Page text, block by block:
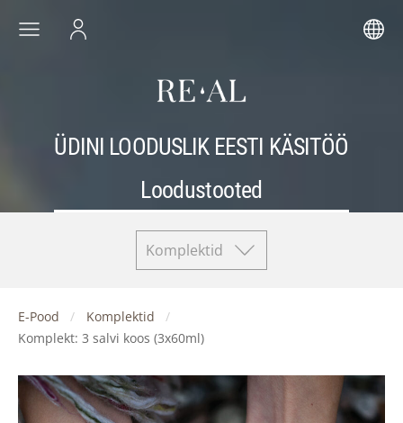
ÜDINI LOODUSLIK EESTI KÄSITÖÖ
Loodustooted
Komplektid
E-Pood
Komplektid
Komplekt: 3 salvi koos (3x60ml)